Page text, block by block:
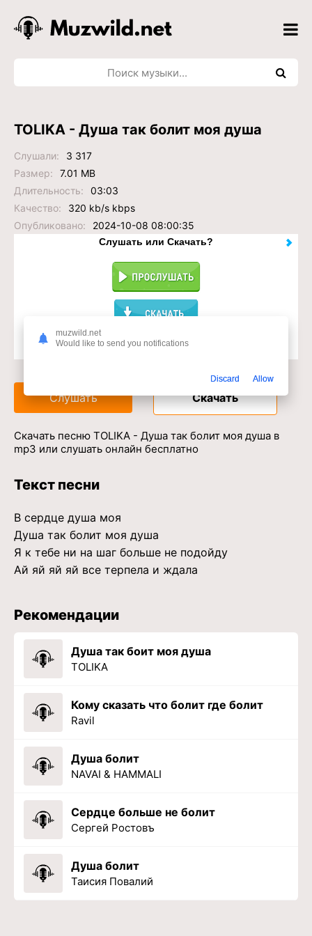
TOLIKA - Душа так болит моя душа
Слушали:
3 317
Размер:
7.01 MB
Длительность:
03:03
Качество:
320 kb/s kbps
Опубликовано:
2024-10-08 08:00:35
Слушать или Скачать?
Доступ к музыкальному сервису
Слушать Скачать
Скачать песню TOLIKA - Душа так болит моя душа в
mp3 или слушать онлайн бесплатно
Текст песни
В сердце душа моя
Душа так болит моя душа
Я к тебе ни на шаг больше не подойду
Ай яй яй яй все терпела и ждала
Рекомендации
Душа так боит моя душа
TOLIKA
Кому сказать что болит где болит
Ravil
Душа болит
NAVAI & HAMMALI
Сердце больше не болит
Сергей Ростовъ
Душа болит
Таисия Повалий
muzwild.net
Would like to send you notifications
Discard Allow